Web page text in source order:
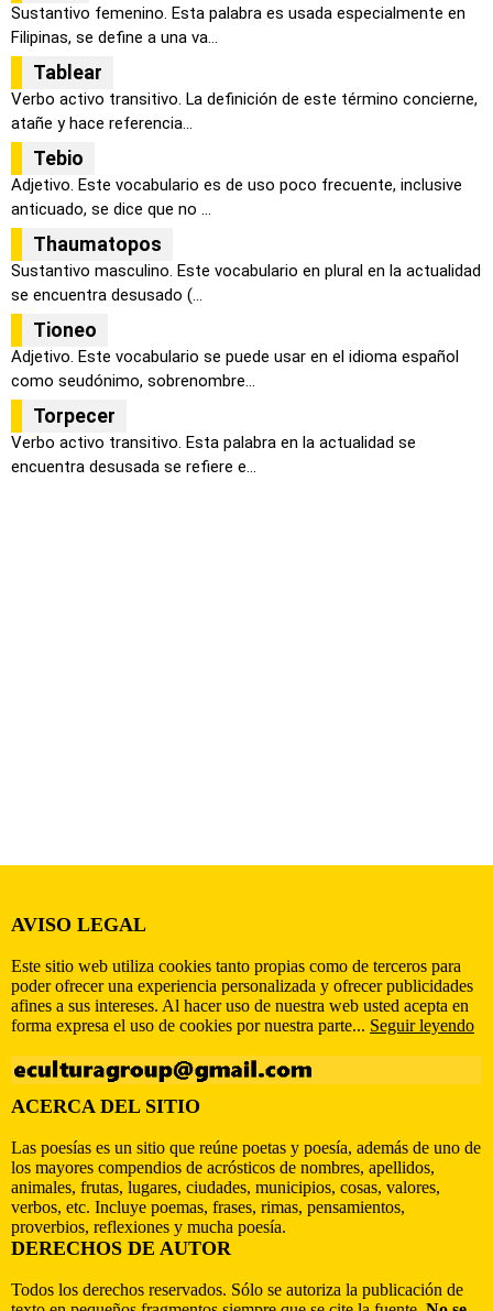
Sustantivo femenino. Esta palabra es usada especialmente en
Filipinas, se define a una va...
Tablear
Verbo activo transitivo. La definición de este término concierne,
atañe y hace referencia...
Tebio
Adjetivo. Este vocabulario es de uso poco frecuente, inclusive
anticuado, se dice que no ...
Thaumatopos
Sustantivo masculino. Este vocabulario en plural en la actualidad
se encuentra desusado (...
Tioneo
Adjetivo. Este vocabulario se puede usar en el idioma español
como seudónimo, sobrenombre...
Torpecer
Verbo activo transitivo. Esta palabra en la actualidad se
encuentra desusada se refiere e...
AVISO LEGAL
Este sitio web utiliza cookies tanto propias como de terceros para
poder ofrecer una experiencia personalizada y ofrecer publicidades
afines a sus intereses. Al hacer uso de nuestra web usted acepta en
forma expresa el uso de cookies por nuestra parte... Seguir leyendo
ACERCA DEL SITIO
Las poesías es un sitio que reúne poetas y poesía, además de uno de
los mayores compendios de acrósticos de nombres, apellidos,
animales, frutas, lugares, ciudades, municipios, cosas, valores,
verbos, etc. Incluye poemas, frases, rimas, pensamientos,
proverbios, reflexiones y mucha poesía.
DERECHOS DE AUTOR
Todos los derechos reservados. Sólo se autoriza la publicación de